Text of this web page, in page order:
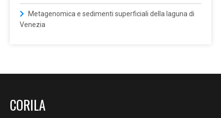
Metagenomica e sedimenti superficiali della laguna di
Venezia
CORILA